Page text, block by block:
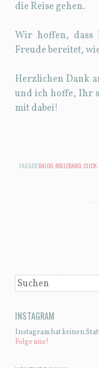
die Reise gehen.
Wir hoffen, dass
Freude bereitet,
Herzlichen Dank
und ich hoffe, Ihr
mit dabei!
TAGGED BALOO, BOLLEBAND,
SUCHEN
INSTAGRAM
Instagram hat keinen
Folge uns!